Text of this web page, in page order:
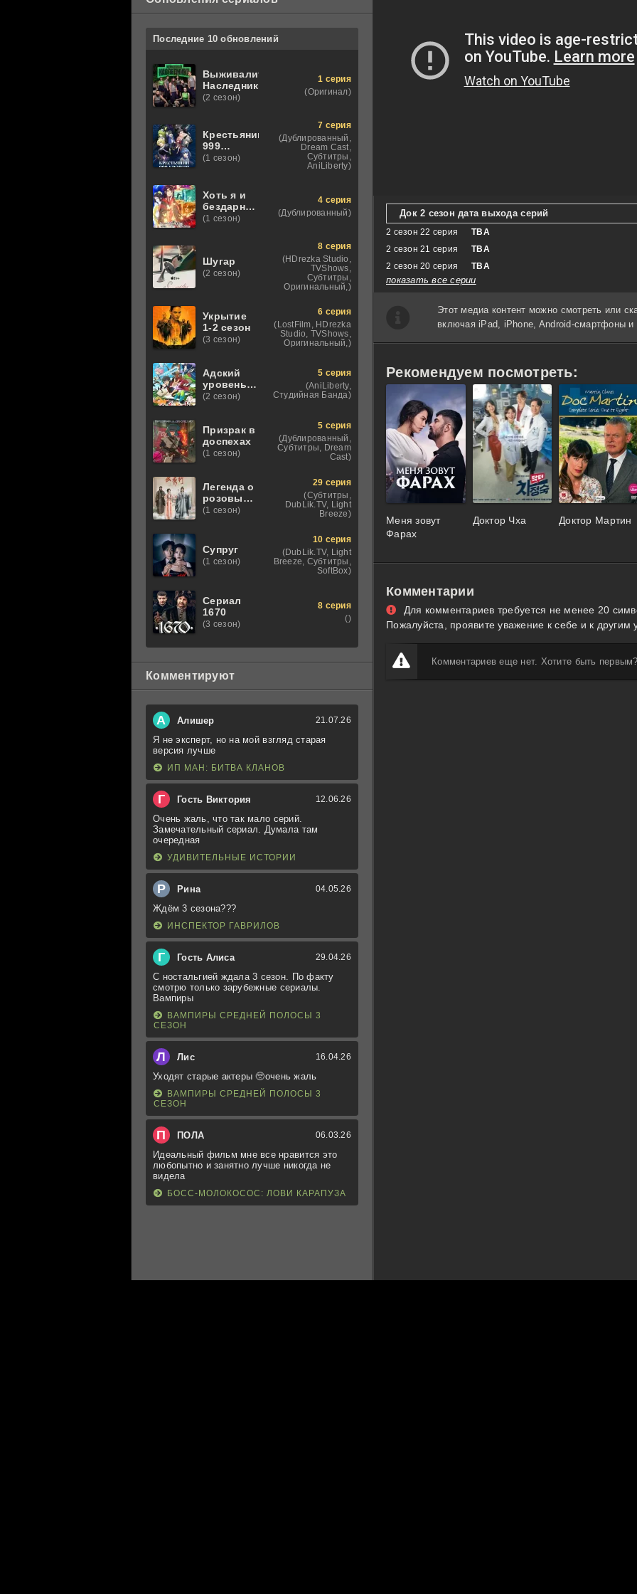
Док 2 сезон дата выхода серий
2 сезон 22 серия
TBA
2 сезон 21 серия
TBA
2 сезон 20 серия
TBA
показать все серии
Этот медиа контент можно смотреть или
включая iPad, iPhone, Android-смартфоны
Рекомендуем посмотреть:
Меня зовут
Фарах
Доктор Чха Доктор Мартин
Комментарии
Для комментариев требуется не менее 20
Пожалуйста, проявите уважение к себе и к другим
Комментариев еще нет. Хотите быть
Последние 10 обновлений
Выживалити.
Наследники
(2 сезон)
1 серия
(Оригинал)
Крестьянин
999
уровня
(1 сезон)
7 серия
(Дублированный,
Dream Cast,
Субтитры,
AniLiberty)
Хоть я и
бездарная
злодейка
(1 сезон)
4 серия
(Дублированный)
Шугар
(2 сезон)
8 серия
(HDrezka Studio,
TVShows,
Субтитры,
Оригинальный,)
Укрытие
1-2 сезон
(3 сезон)
6 серия
(LostFilm, HDrezka
Studio, TVShows,
Оригинальный,)
Адский
уровень:
Хардкорный
высокой
сложности
в другом
(2 сезон)
5 серия
(AniLiberty,
Студийная Банда)
Призрак в
доспехах
(1 сезон)
5 серия
(Дублированный,
Субтитры, Dream
Cast)
Легенда о
розовых
облаках
(1 сезон)
29 серия
(Субтитры,
DubLik.TV, Light
Breeze)
Супруг
(1 сезон)
10 серия
(DubLik.TV, Light
Breeze, Субтитры,
SoftBox)
Сериал
1670
(3 сезон)
8 серия
()
Комментируют
А Алишер 21.07.26
Я не эксперт, но на мой взгляд старая
версия лучше
ИП МАН: БИТВА КЛАНОВ
Г Гость Виктория 12.06.26
Очень жаль, что так мало серий.
Замечательный сериал. Думала там
очередная
УДИВИТЕЛЬНЫЕ ИСТОРИИ
Р Рина 04.05.26
Ждём 3 сезона???
ИНСПЕКТОР ГАВРИЛОВ
Г Гость Алиса 29.04.26
С ностальгией ждала 3 сезон. По факту
смотрю только зарубежные сериалы.
Вампиры
ВАМПИРЫ СРЕДНЕЙ ПОЛОСЫ 3
СЕЗОН
Л Лис 16.04.26
Уходят старые актеры 🥺очень жаль
ВАМПИРЫ СРЕДНЕЙ ПОЛОСЫ 3
СЕЗОН
П ПОЛА 06.03.26
Идеальный фильм мне все нравится это
любопытно и занятно лучше никогда не
видела
БОСС-МОЛОКОСОС: ЛОВИ КАРАПУЗА